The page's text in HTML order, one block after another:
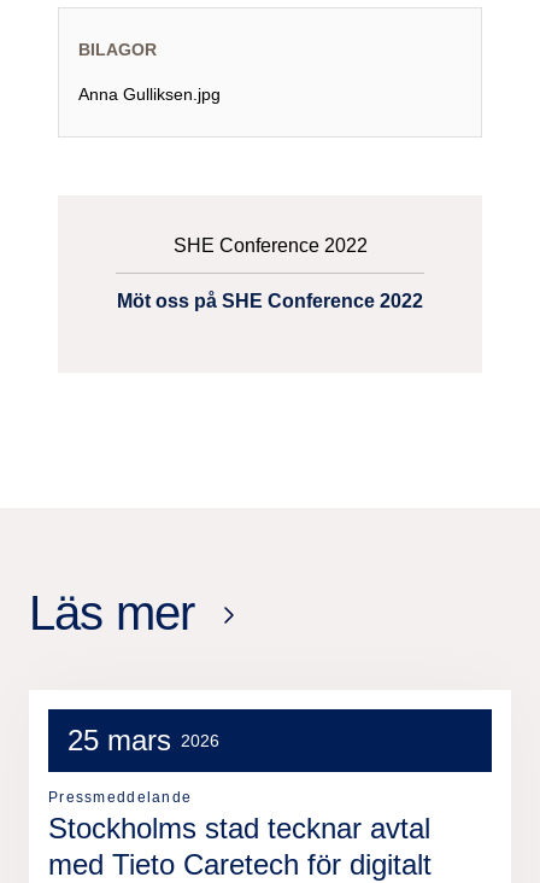
BILAGOR
Anna Gulliksen.jpg
SHE Conference 2022
Möt oss på SHE Conference 2022
Läs mer
25 mars 2026
Pressmeddelande
Stockholms stad tecknar avtal
med Tieto Caretech för digitalt